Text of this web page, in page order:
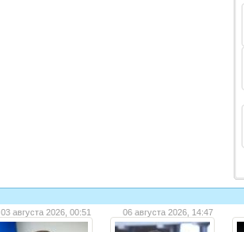
03 августа 2026, 00:51 06 августа 2026, 14:47